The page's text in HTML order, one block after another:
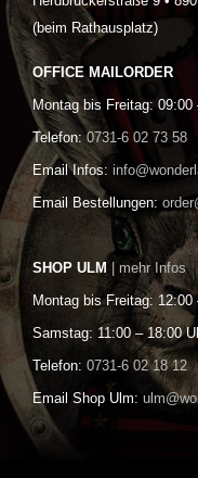
(beim Rathausplatz)
OFFICE MAILORDER
Montag bis Freitag: 09:00
Telefon: 0731-6 02 73 58
Email Infos:
Email Bestellungen:
SHOP ULM | mehr Infos
Montag bis Freitag: 12:00
Samstag: 11:00 – 18:00
Telefon: 0731-6 02 18 12
Email Shop Ulm: